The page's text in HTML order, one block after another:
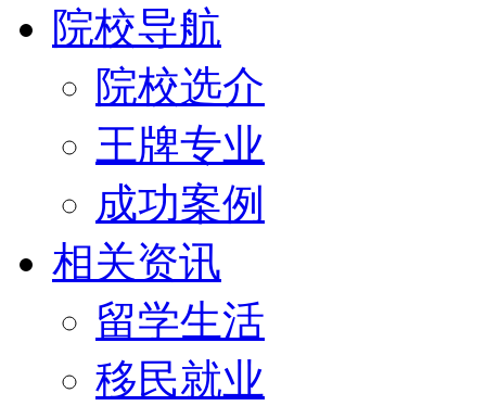
院校导航
院校选介
王牌专业
成功案例
相关资讯
留学生活
移民就业